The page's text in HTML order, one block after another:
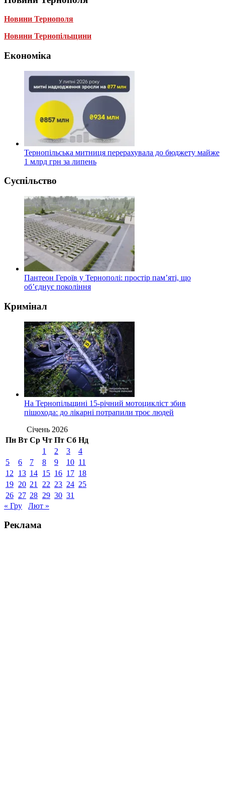
Новини Тернополя
Новини Тернопільщини
Економіка
Тернопільська митниця перерахувала до бюджету майже
1 млрд грн за липень
Суспільство
Пантеон Героїв у Тернополі: простір пам’яті, що
об’єднує покоління
Кримінал
На Тернопільщині 15-річний мотоцикліст збив
пішохода: до лікарні потрапили троє людей
Січень 2026
Пн Вт Ср Чт Пт Сб Нд
1
2 3
4
5
6 7 8 9 10 11
12
13 14 15 16 17 18
19 20 21 22 23 24 25
26 27 28 29 30 31
« Гру
Лют »
Реклама